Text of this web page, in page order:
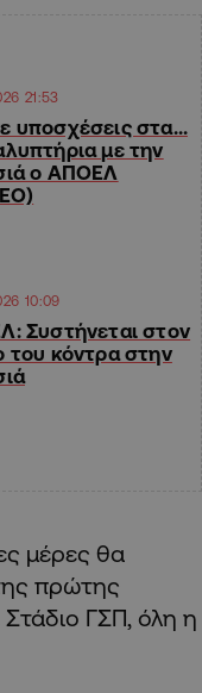
21:53
υποσχέσεις στα…
με την
ο ΑΠΟΕΛ
10:09
Συστήνεται στον
του κόντρα στην
μέρες θα
πρώτης
ΓΣΠ, όλη η